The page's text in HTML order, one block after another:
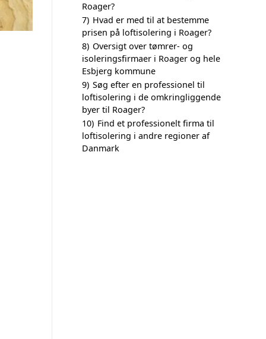
Roager?
7) Hvad er med til at bestemme
prisen på loftisolering i Roager?
8) Oversigt over tømrer- og
isoleringsfirmaer i Roager og hele
Esbjerg kommune
9) Søg efter en professionel til
loftisolering i de omkringliggende
byer til Roager?
10) Find et professionelt firma til
loftisolering i andre regioner af
Danmark